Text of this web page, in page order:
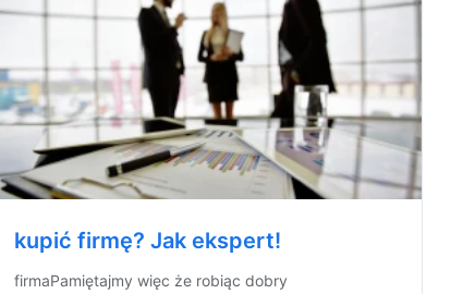
kupić firmę? Jak ekspert!
firmaPamiętajmy więc że robiąc dobry